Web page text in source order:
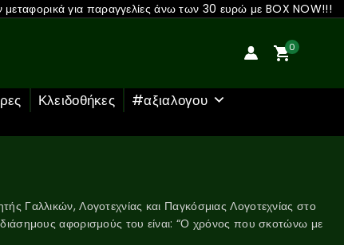
για παραγγελίες άνω των 30 ευρώ με BOX NOW!!!
0
Κλειδοθήκες
#αξιαλογου
Λογοτεχνίας και Παγκόσμιας Λογοτεχνίας στο
αφορισμούς του είναι: “Ο χρόνος που σκοτώνω με